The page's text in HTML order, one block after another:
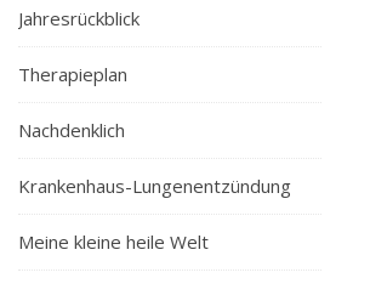
Jahresrückblick
Therapieplan
Nachdenklich
Krankenhaus-Lungenentzündung
Meine kleine heile Welt